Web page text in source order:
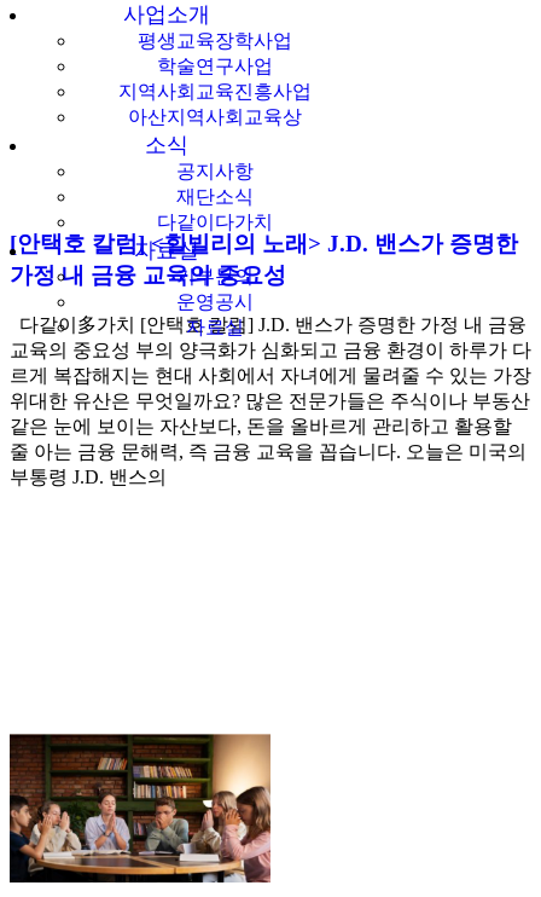
사업소개
평생교육장학사업
학술연구사업
지역사회교육진흥사업
아산지역사회교육상
소식
공지사항
재단소식
다같이다가치
자료실
기부문의
운영공시
자료실
[안택호 칼럼] <힐빌리의 노래> J.D. 밴스가 증명한
가정 내 금융 교육의 중요성
다같이多가치 [안택호 칼럼] J.D. 밴스가 증명한 가정 내 금융
교육의 중요성 부의 양극화가 심화되고 금융 환경이 하루가 다
르게 복잡해지는 현대 사회에서 자녀에게 물려줄 수 있는 가장
위대한 유산은 무엇일까요? 많은 전문가들은 주식이나 부동산
같은 눈에 보이는 자산보다, 돈을 올바르게 관리하고 활용할
줄 아는 금융 문해력, 즉 금융 교육을 꼽습니다. 오늘은 미국의
부통령 J.D. 밴스의